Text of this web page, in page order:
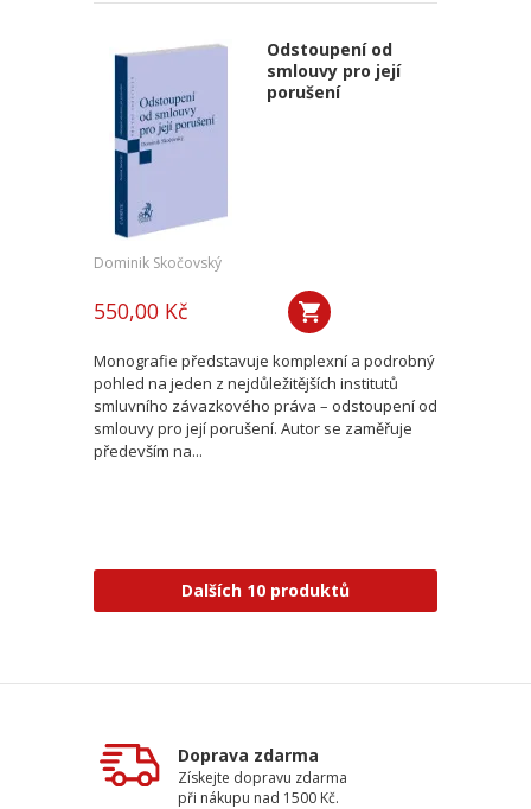
Odstoupení od
smlouvy pro její
porušení
Dominik Skočovský
550,00 Kč
Monografie představuje komplexní a podrobný
pohled na jeden z nejdůležitějších institutů
smluvního závazkového práva – odstoupení od
smlouvy pro její porušení. Autor se zaměřuje
především na...
Dalších 10 produktů
Doprava zdarma
Získejte dopravu zdarma
při nákupu nad 1500 Kč.